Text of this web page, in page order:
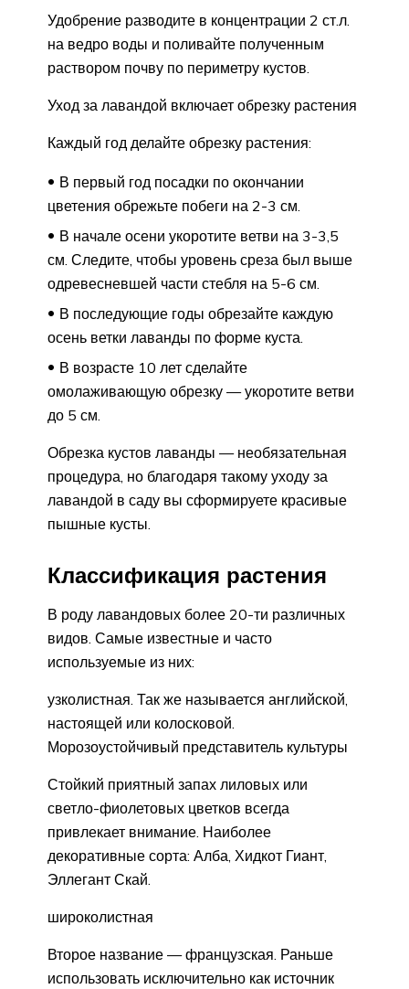
Удобрение разводите в концентрации 2 ст.л.
на ведро воды и поливайте полученным
раствором почву по периметру кустов.
Уход за лавандой включает обрезку растения
Каждый год делайте обрезку растения:
В первый год посадки по окончании
цветения обрежьте побеги на 2-3 см.
В начале осени укоротите ветви на 3-3,5
см. Следите, чтобы уровень среза был выше
одревесневшей части стебля на 5-6 см.
В последующие годы обрезайте каждую
осень ветки лаванды по форме куста.
В возрасте 10 лет сделайте
омолаживающую обрезку — укоротите ветви
до 5 см.
Обрезка кустов лаванды — необязательная
процедура, но благодаря такому уходу за
лавандой в саду вы сформируете красивые
пышные кусты.
Классификация растения
В роду лавандовых более 20-ти различных
видов. Самые известные и часто
используемые из них:
узколистная. Так же называется английской,
настоящей или колосковой.
Морозоустойчивый представитель культуры
Стойкий приятный запах лиловых или
светло-фиолетовых цветков всегда
привлекает внимание. Наиболее
декоративные сорта: Алба, Хидкот Гиант,
Эллегант Скай.
широколистная
Второе название — французская. Раньше
использовать исключительно как источник